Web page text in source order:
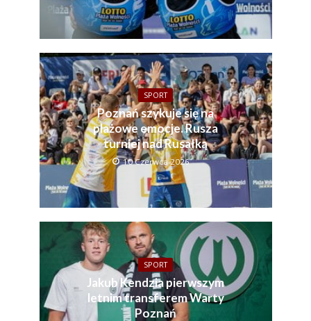
SPORT
Poznań szykuje się na
plażowe emocje. Rusza
turniej nad Rusałką
10 Czerwca 2026
SPORT
Jakub Kendzia pierwszym
letnim transferem Warty
Poznań